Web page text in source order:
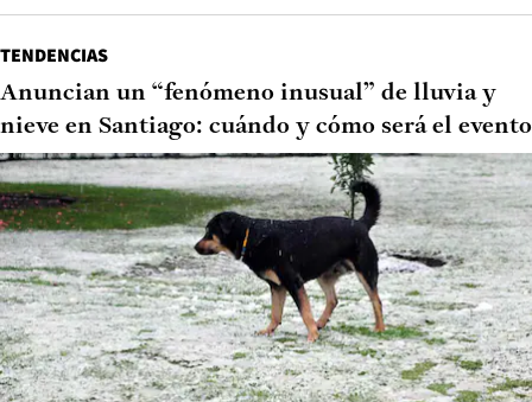
TENDENCIAS
Anuncian un “fenómeno inusual” de lluvia y
nieve en Santiago: cuándo y cómo será el evento